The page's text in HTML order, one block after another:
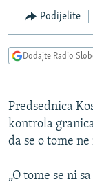
navigaciju
Pređite
na
CRNA GORA
VIDEO
INFOGRAFIKE
PODCASTI
KINA NA
RSE PRIČE IZ
Podijelite
Dodajte Radio
Predsednica
kontrola
da se o tome
„O tome se ni